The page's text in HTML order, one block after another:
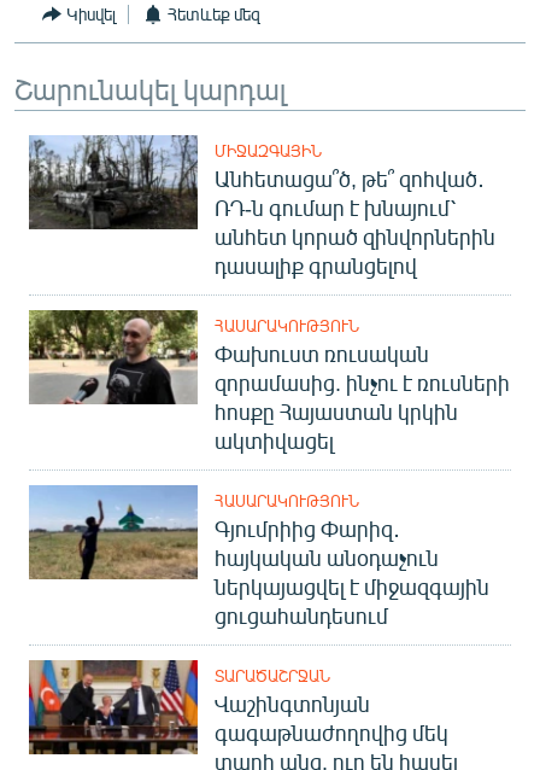
Կիսվել Հետևեք մեզ
Շարունակել կարդալ
ՄԻՋԱԶԳԱՅԻՆ
Անհետացա՞ծ, թե՞ զոհված․
ՌԴ-ն գումար է խնայում՝
անհետ կորած զինվորներին
դասալիք գրանցելով
ՀԱՍԱՐԱԿՈՒԹՅՈՒՆ
Փախուստ ռուսական
զորամասից. ինչու է ռուսների
հոսքը Հայաստան կրկին
ակտիվացել
ՀԱՍԱՐԱԿՈՒԹՅՈՒՆ
Գյումրիից Փարիզ․
հայկական անօդաչուն
ներկայացվել է միջազգային
ցուցահանդեսում
ՏԱՐԱԾԱՇՐՋԱՆ
Վաշինգտոնյան
գագաթնաժողովից մեկ
տարի անց. ուր են հասել